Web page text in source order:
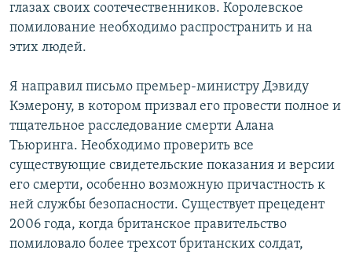
глазах своих соотечественников. Королевское
помилование необходимо распространить и на
этих людей.
Я направил письмо премьер-министру Дэвиду
Кэмерону, в котором призвал его провести полное и
тщательное расследование смерти Алана
Тьюринга. Необходимо проверить все
существующие свидетельские показания и версии
его смерти, особенно возможную причастность к
ней службы безопасности. Существует прецедент
2006 года, когда британское правительство
помиловало более трехсот британских солдат,